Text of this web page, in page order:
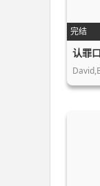
完结
认罪